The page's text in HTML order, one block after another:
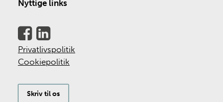
Nyttige links
Privatlivspolitik
Cookiepolitik
Skriv til os